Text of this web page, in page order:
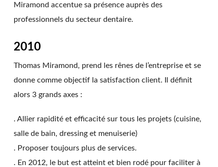
Miramond accentue sa présence auprès des
professionnels du secteur dentaire.
2010
Thomas Miramond, prend les rênes de l’entreprise et se
donne comme objectif la satisfaction client. Il définit
alors 3 grands axes :
. Allier rapidité et efficacité sur tous les projets (cuisine,
salle de bain, dressing et menuiserie)
. Proposer toujours plus de services.
. En 2012, le but est atteint et bien rodé pour faciliter à